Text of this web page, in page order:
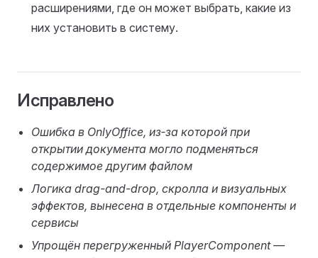
расширениями, где он может выбрать, какие из
них установить в систему.
Исправлено
Ошибка в OnlyOffice, из‑за которой при
открытии документа могло подменяться
содержимое другим файлом
Логика drag-and-drop, скролла и визуальных
эффектов, вынесена в отдельные компоненты и
сервисы
Упрощён перегруженный PlayerComponent —